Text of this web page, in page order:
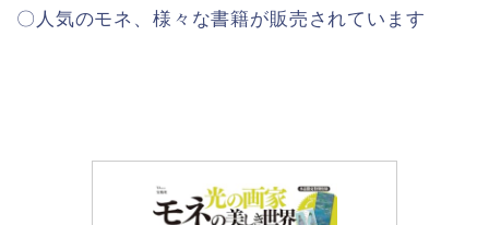
〇人気のモネ、様々な書籍が販売されています